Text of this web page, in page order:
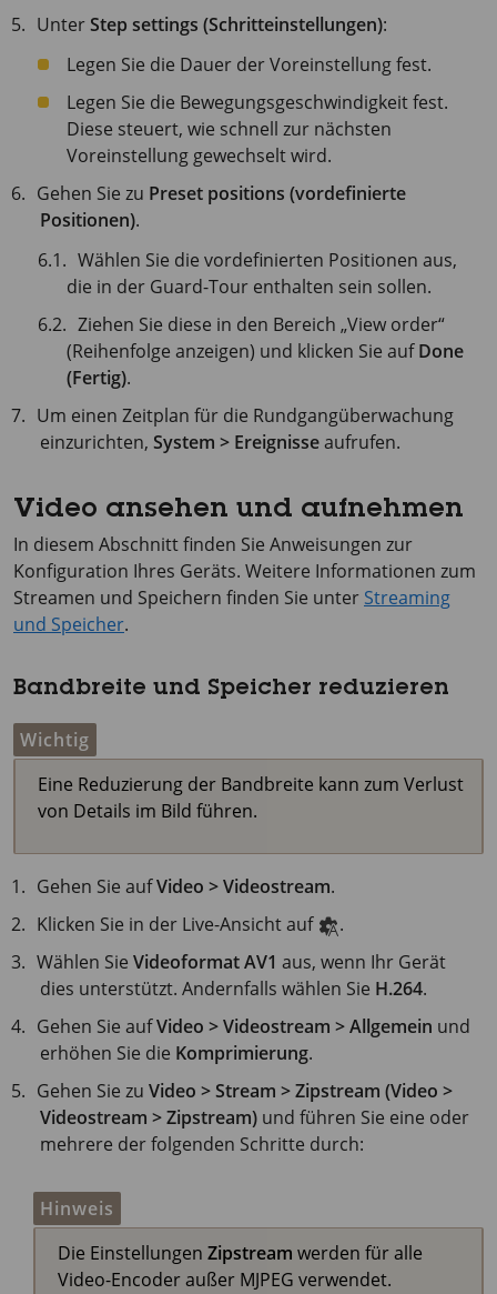
UnterStep settings (Schritteinstellungen):
Legen Sie die Dauer der Voreinstellung fest.
Legen Sie die Bewegungsgeschwindigkeit fest.
Diese steuert, wie schnell zur nächsten
Voreinstellung gewechselt wird.
Gehen Sie zu Preset positions (vordefinierte
Positionen).
Wählen Sie die vordefinierten Positionen aus,
die in der Guard-Tour enthalten sein sollen.
Ziehen Sie diese in den Bereich „View order“
(Reihenfolge anzeigen) und klicken Sie aufDone
(Fertig).
Um einen Zeitplan für die Rundgangüberwachung
einzurichten, System > Ereignisseaufrufen.
Video ansehen und aufnehmen
In diesem Abschnitt finden Sie Anweisungen zur
Konfiguration Ihres Geräts. Weitere Informationen zum
Streamen und Speichern finden Sie unter Streaming
und Speicher.
Bandbreite und Speicher reduzieren
Wichtig
Eine Reduzierung der Bandbreite kann zum Verlust
von Details im Bild führen.
Gehen Sie aufVideo > Videostream.
Klicken Sie in der Live-Ansicht auf
.
Wählen SieVideoformatAV1 aus, wenn Ihr Gerät
dies unterstützt. Andernfalls wählen Sie H.264.
Gehen Sie aufVideo > Videostream > Allgemein und
erhöhen Sie die Komprimierung.
Gehen Sie zuVideo > Stream > Zipstream (Video >
Videostream > Zipstream) und führen Sie eine oder
mehrere der folgenden Schritte durch:
Hinweis
Die Einstellungen Zipstream werden für alle
Video-Encoder außer MJPEG verwendet.